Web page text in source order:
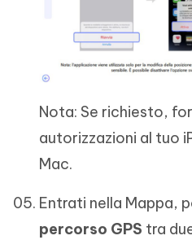
Nota: Se richiesto,
autorizzazioni al tuo
Mac.
Entrati nella Mappa,
percorso GPS tra